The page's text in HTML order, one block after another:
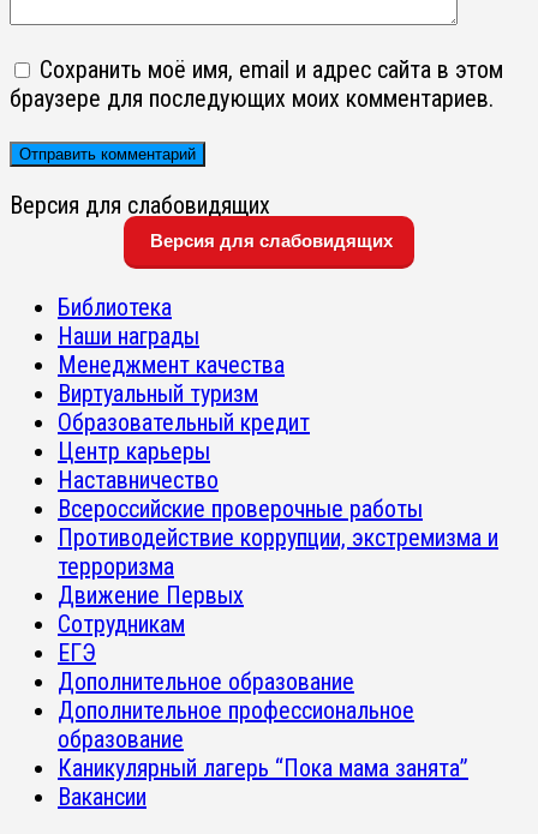
Сохранить моё имя, email и адрес сайта в этом
браузере для последующих моих комментариев.
Версия для слабовидящих
Версия для слабовидящих
Библиотека
Наши награды
Менеджмент качества
Виртуальный туризм
Образовательный кредит
Центр карьеры
Наставничество
Всероссийские проверочные работы
Противодействие коррупции, экстремизма и
терроризма
Движение Первых
Сотрудникам
ЕГЭ
Дополнительное образование
Дополнительное профессиональное
образование
Каникулярный лагерь “Пока мама занята”
Вакансии